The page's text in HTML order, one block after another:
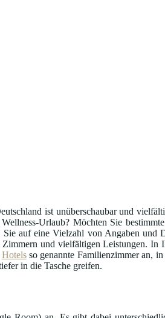
ist unüberschaubar und
Urlaub? Möchten Sie
auf eine Vielzahl von Angaben und
und vielfältigen Leistungen. In
Hotelsso genannte Familienzimmer an,
in die Tasche greifen.